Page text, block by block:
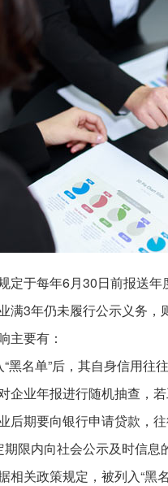
定于每年6月30日前报送
满3年仍未履行公示义务
主要有：
黑名单”后，其自身信用往
企业年报进行随机抽查，
后期要向银行申请贷款，
限内向社会公示及时信息
相关政策规定，被列入“